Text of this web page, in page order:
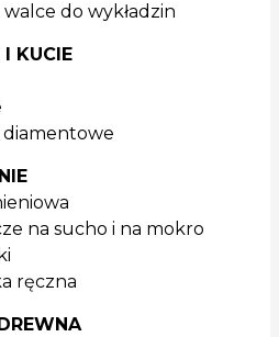
walce do wykładzin
I KUCIE
na sucho i na mokro
ręczna